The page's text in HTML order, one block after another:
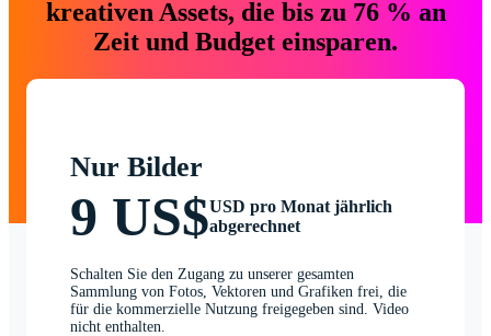
kreativen Assets, die bis zu 76 % an
Zeit und Budget einsparen.
Nur Bilder
9 US$USD pro Monat jährlich
abgerechnet
Schalten Sie den Zugang zu unserer gesamten
Sammlung von Fotos, Vektoren und Grafiken frei, die
für die kommerzielle Nutzung freigegeben sind. Video
nicht enthalten.